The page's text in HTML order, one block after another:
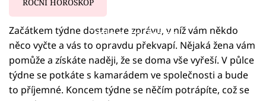
ROČNÍ HOROSKOP
Failed to fetch
Začátkem týdne dostanete zprávu, v níž vám někdo
něco vyčte a vás to opravdu překvapí. Nějaká žena vám
pomůže a získáte naději, že se doma vše vyřeší. V půlce
týdne se potkáte s kamarádem ve společnosti a bude
to příjemné. Koncem týdne se něčím potrápíte, což se